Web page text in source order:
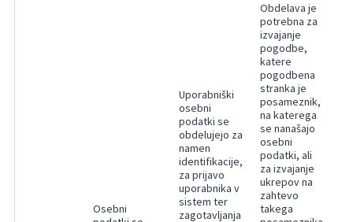
Osebni
Uporabniški
osebni
podatki se
obdelujejo za
namen
identifikacije,
za prijavo
uporabnika v
sistem ter
zagotavljanja
Obdelava je
potrebna za
izvajanje
pogodbe,
katere
pogodbena
stranka je
posameznik,
na katerega
se nanašajo
osebni
podatki, ali
za izvajanje
ukrepov na
zahtevo
takega